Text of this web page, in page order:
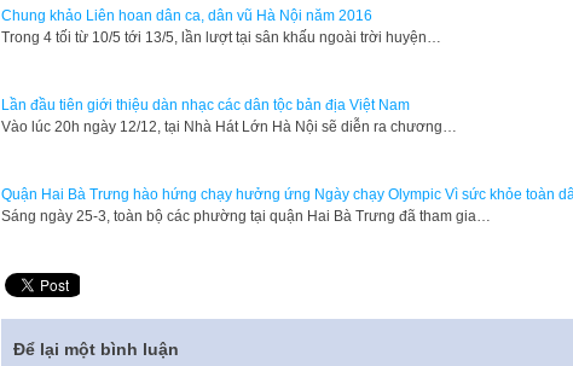
Chung khảo Liên hoan dân ca, dân vũ Hà Nội năm 2016
Trong 4 tối từ 10/5 tới 13/5, lần lượt tại sân khấu ngoài trời huyện…
Lần đầu tiên giới thiệu dàn nhạc các dân tộc bản địa Việt Nam
Vào lúc 20h ngày 12/12, tại Nhà Hát Lớn Hà Nội sẽ diễn ra chương…
Quận Hai Bà Trưng hào hứng chạy hưởng ứng Ngày chạy Olympic Vì sức khỏe toàn
Sáng ngày 25-3, toàn bộ các phường tại quận Hai Bà Trưng đã tham gia…
Để lại một bình luận